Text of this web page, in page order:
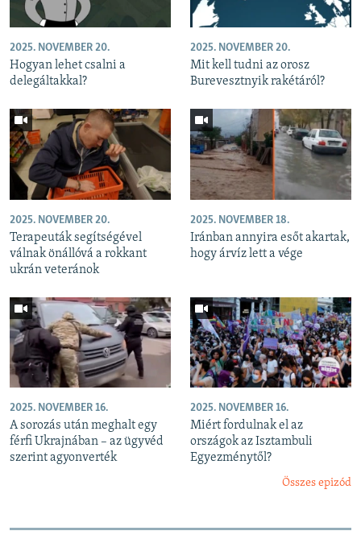
2025. NOVEMBER 20.
Hogyan lehet csalni a
delegáltakkal?
2025. NOVEMBER 20.
Mit kell tudni az orosz
Burevesztnyik rakétáról?
2025. NOVEMBER 20.
Terapeuták segítségével
válnak önállóvá a rokkant
ukrán veteránok
2025. NOVEMBER 18.
Iránban annyira esőt akartak,
hogy árvíz lett a vége
2025. NOVEMBER 16.
A sorozás után meghalt egy
férfi Ukrajnában – az ügyvéd
szerint agyonverték
2025. NOVEMBER 16.
Miért fordulnak el az
országok az Isztambuli
Egyezménytől?
Összes epizód